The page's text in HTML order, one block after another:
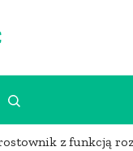
z funkcją